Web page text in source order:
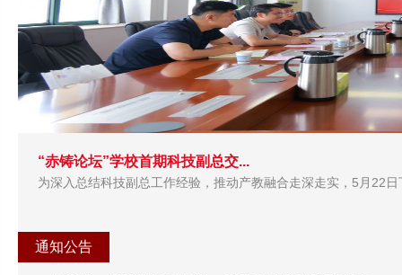
“赤铸论坛”学校首期科技副总交...
为深入总结科技副总工作经验，推动产教融合走深走实，5月22
通知公告